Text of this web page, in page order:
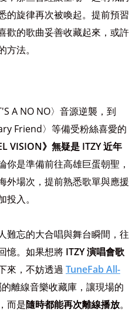
的旋律再次被喚起。提前預習
歡的歌曲妥善收藏起來，或許
法。
A NO NO〉音源逆襲，到
Friend〉等備受粉絲喜愛的
VISION》無疑是 ITZY 近年
你是準備前往高雄巨蛋朝聖，
外場次，提前熟悉歌單與應援
入。
難忘的大合唱與舞台瞬間，往
憶。如果想將 ITZY 演唱會歌
來，不妨透過 TuneFab All-
離線音樂收藏庫，讓現場的
而是隨時都能再次離線播放。